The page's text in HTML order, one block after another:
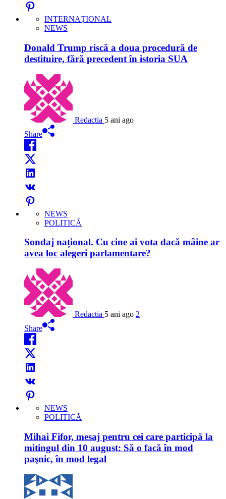
INTERNAȚIONAL
NEWS
Donald Trump riscă a doua procedură de
destituire, fără precedent în istoria SUA
Redactia 5 ani ago
Share
NEWS
POLITICĂ
Sondaj național. Cu cine ai vota dacă mâine ar
avea loc alegeri parlamentare?
Redactia 5 ani ago 2
Share
NEWS
POLITICĂ
Mihai Fifor, mesaj pentru cei care participă la
mitingul din 10 august: Să o facă în mod
paşnic, în mod legal